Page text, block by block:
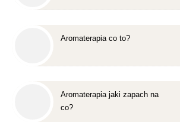
Aromaterapia co to?
Aromaterapia jaki zapach na
co?